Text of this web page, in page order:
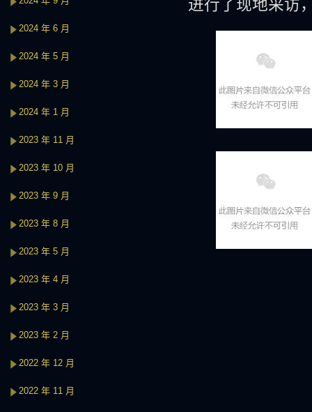
进行了现地采访
2024 年 6 月
2024 年 5 月
2024 年 3 月
2024 年 1 月
2023 年 11 月
2023 年 10 月
2023 年 9 月
2023 年 8 月
2023 年 5 月
2023 年 4 月
2023 年 3 月
2023 年 2 月
2022 年 12 月
2022 年 11 月